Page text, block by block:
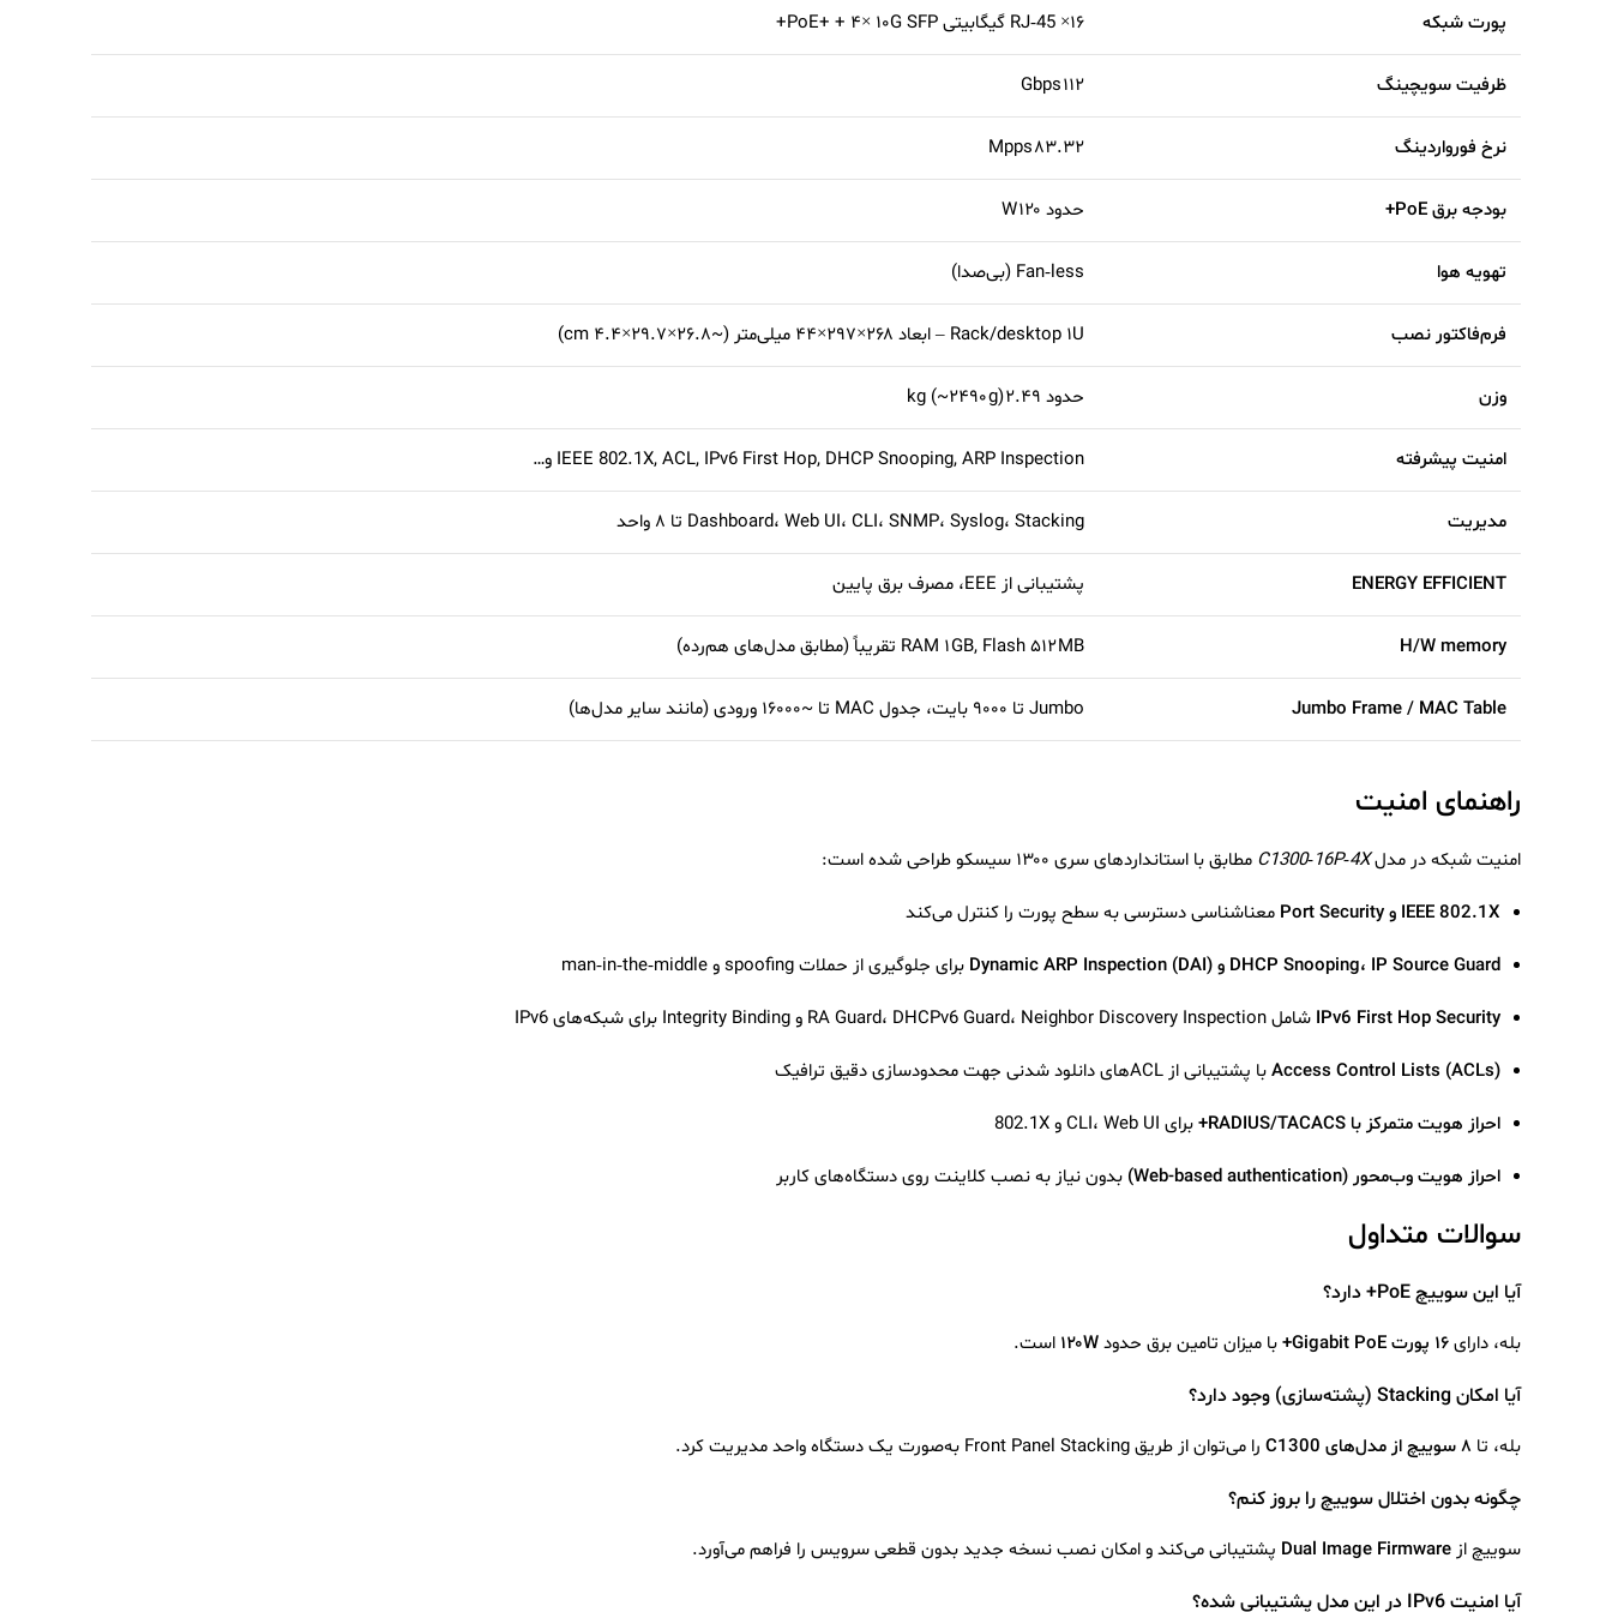
پورت شبکه ۱۶× RJ‑45 گیگابیتی PoE+ + ۴× ۱۰G SFP+
ظرفیت سویچینگ ۱۱۲ Gbps
نرخ فورواردینگ ۸۳.۳۲ Mpps
بودجه برق PoE+ حدود ۱۲۰ W
تهویه هوا Fan‑less (بی‌صدا)
فرم‌فاکتور نصب Rack/desktop ۱U – ابعاد ۲۶۸×۲۹۷×۴۴ میلی‌متر (~۲۶.۸×۲۹.۷×۴.۴ cm)
وزن حدود ۲.۴۹ kg (~۲۴۹۰ g)
امنیت پیشرفته IEEE 802.1X, ACL, IPv6 First Hop, DHCP Snooping, ARP Inspection و…
مدیریت Dashboard، Web UI، CLI، SNMP، Syslog، Stacking تا ۸ واحد
ENERGY EFFICIENT پشتیبانی از EEE، مصرف برق پایین
H/W memory RAM ۱ GB, Flash ۵۱۲ MB تقریباً (مطابق مدل‌های هم‌رده)
Jumbo Frame / MAC Table Jumbo تا ۹۰۰۰ بایت، جدول MAC تا ~۱۶۰۰۰ ورودی (مانند سایر مدل‌ها)
راهنمای امنیت
امنیت شبکه در مدلC1300‑16P‑4X مطابق با استانداردهای سری ۱۳۰۰ سیسکو طراحی شده است:
IEEE 802.1X و Port Security معنا‌شناسی دسترسی به سطح پورت را کنترل می‌کند
DHCP Snooping، IP Source Guard و Dynamic ARP Inspection (DAI) برای جلوگیری از حملات spoofing و man‑in‑the‑middle
IPv6 First Hop Security شامل RA Guard، DHCPv6 Guard، Neighbor Discovery Inspection و Integrity Binding برای شبکه‌های IPv6
Access Control Lists (ACLs)با پشتیبانی از ACLهای دانلود شدنی جهت محدودسازی دقیق ترافیک
احراز هویت متمرکز با RADIUS/TACACS+ برای CLI، Web UI و 802.1X
احراز هویت وب‌محور (Web-based authentication) بدون نیاز به نصب کلاینت روی دستگاه‌های کاربر
سوالات متداول
آیا این سوییچ PoE+ دارد؟
بله، دارای۱۶ پورت Gigabit PoE+ با میزان تامین برق حدود۱۲۰W است.
آیا امکان Stacking (پشته‌سازی) وجود دارد؟
بله، تا ۸ سوییچ از مدل‌های C1300 را می‌توان از طریق Front Panel Stacking به‌صورت یک دستگاه واحد مدیریت کرد.
چگونه بدون اختلال سوییچ را بروز کنم؟
سوییچ از Dual Image Firmware پشتیبانی می‌کند و امکان نصب نسخه جدید بدون قطعی سرویس را فراهم می‌آورد.
آیا امنیت IPv6 در این مدل پشتیبانی شده؟